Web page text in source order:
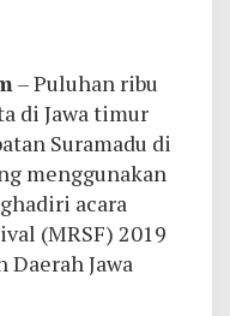
– Puluhan ribu
di Jawa timur
Suramadu di
menggunakan
acara
(MRSF) 2019
Jawa